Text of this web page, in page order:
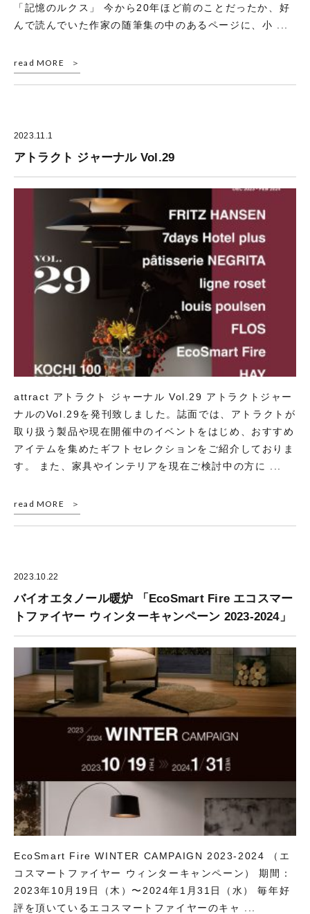
「記憶のルクス」 今から20年ほど前のことだったか、好
んで読んでいた作家の随筆集の中のあるページに、小 ...
read MORE
2023.11.1
アトラクト ジャーナル Vol.29
attract アトラクト ジャーナル Vol.29 アトラクトジャー
ナルのVol.29を発刊致しました。誌面では、アトラクトが
取り扱う製品や現在開催中のイベントをはじめ、おすすめ
アイテムを集めたギフトセレクションをご紹介しておりま
す。 また、家具やインテリアを現在ご検討中の方に ...
read MORE
2023.10.22
バイオエタノール暖炉 「EcoSmart Fire エコスマー
トファイヤー ウィンターキャンペーン 2023-2024」
EcoSmart Fire WINTER CAMPAIGN 2023-2024 （エ
コスマートファイヤー ウィンターキャンペーン） 期間：
2023年10月19日（木）〜2024年1月31日（水） 毎年好
評を頂いているエコスマートファイヤーのキャ ...